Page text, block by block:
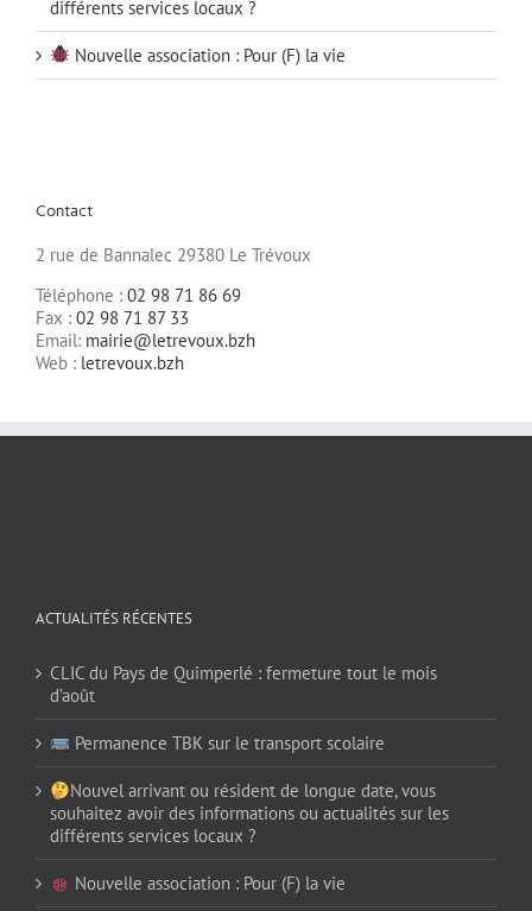
différents services locaux ?
Nouvelle association : Pour (F) la vie
Contact
2 rue de Bannalec 29380 Le Trévoux
Téléphone : 02 98 71 86 69
Fax : 02 98 71 87 33
Email: mairie@letrevoux.bzh
Web : letrevoux.bzh
ACTUALITÉS RÉCENTES
CLIC du Pays de Quimperlé : fermeture tout le mois
d’août
Permanence TBK sur le transport scolaire
Nouvel arrivant ou résident de longue date, vous
souhaitez avoir des informations ou actualités sur les
différents services locaux ?
Nouvelle association : Pour (F) la vie